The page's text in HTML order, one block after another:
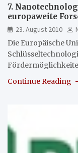
7.
europaweite
23. August 2010
Die Europäische
Continue Reading